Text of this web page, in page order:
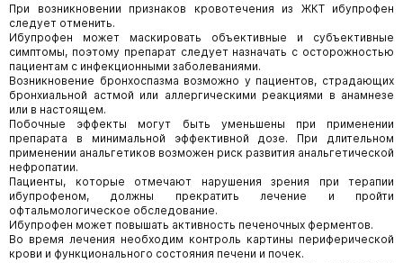
При возникновении признаков кровотечения из ЖКТ ибупрофен
следует отменить.
Ибупрофен может маскировать объективные и субъективные
симптомы, поэтому препарат следует назначать с осторожностью
пациентам с инфекционными заболеваниями.
Возникновение бронхоспазма возможно у пациентов, страдающих
бронхиальной астмой или аллергическими реакциями в анамнезе
или в настоящем.
Побочные эффекты могут быть уменьшены при применении
препарата в минимальной эффективной дозе. При длительном
применении анальгетиков возможен риск развития анальгетической
нефропатии.
Пациенты, которые отмечают нарушения зрения при терапии
ибупрофеном, должны прекратить лечение и пройти
офтальмологическое обследование.
Ибупрофен может повышать активность печеночных ферментов.
Во время лечения необходим контроль картины периферической
крови и функционального состояния печени и почек.